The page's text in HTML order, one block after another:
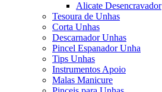
Alicate Desencravador
Tesoura de Unhas
Corta Unhas
Descarnador Unhas
Pincel Espanador Unha
Tips Unhas
Instrumentos Apoio
Malas Manicure